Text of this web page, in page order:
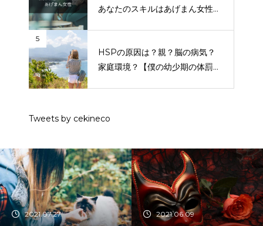
あなたのスキルはあげまん女性な
5
HSPの原因は？親？脳の病気？
家庭環境？【僕の幼少期の体罰問
Tweets by cekineco
2021.07.27 2021.06.09